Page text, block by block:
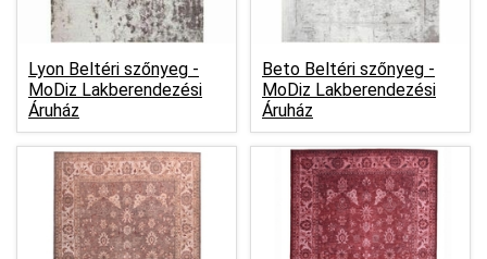
Lyon Beltéri szőnyeg -
MoDiz Lakberendezési
Áruház
Beto Beltéri szőnyeg -
MoDiz Lakberendezési
Áruház